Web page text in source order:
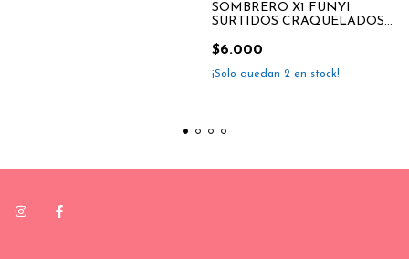
SOMBRERO X1 FUNYI
SURTIDOS CRAQUELADOS
$6.000
¡Solo quedan 2 en stock!